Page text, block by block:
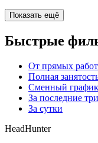
Показать ещё
Быстрые
От прямых
Полная
Сменный график
За последние
За сутки
HeadHunter